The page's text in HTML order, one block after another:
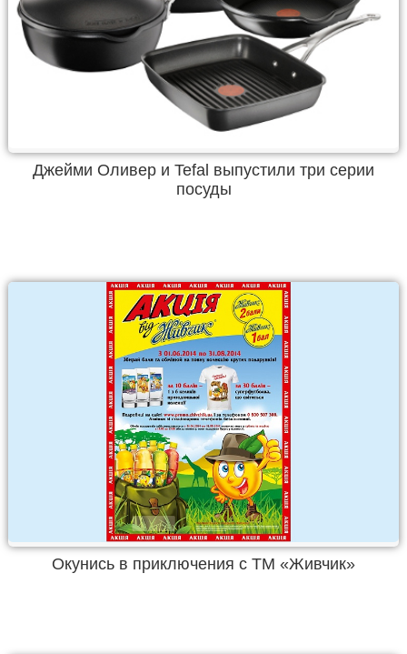
Джейми Оливер и Tefal выпустили три серии
посуды
Окунись в приключения с ТМ «Живчик»